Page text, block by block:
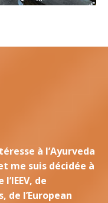
à l’Ayurveda
me suis décidée à
de
de l’European